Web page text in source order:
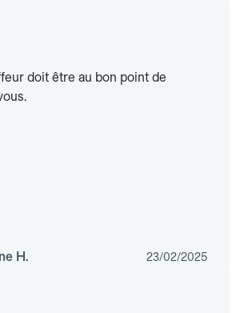
doit être au bon point de
H. 23/02/2025